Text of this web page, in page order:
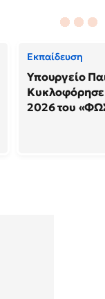
Εκπαίδευση
Υπουργείο
Κυκλοφόρησε
2026 του